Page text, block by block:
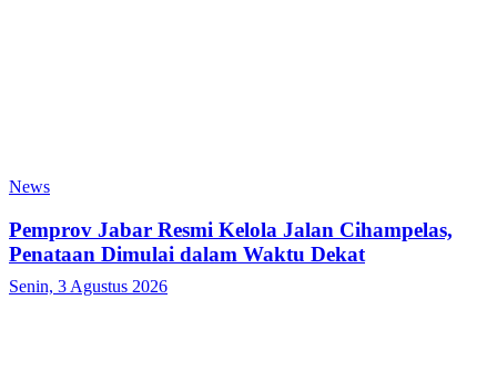
News
Pemprov Jabar Resmi Kelola Jalan Cihampelas,
Penataan Dimulai dalam Waktu Dekat
Senin, 3 Agustus 2026